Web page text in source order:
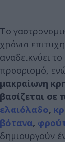
Το
χρόνια
αναδεικνύει
προορισμό,
μακραίωνη
βασίζεται σε
ελαιόλαδο,
βότανα,
δημιουργούν